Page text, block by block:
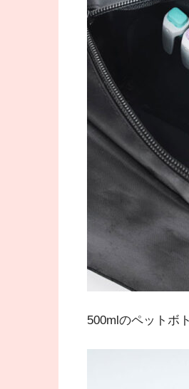
500mlのペットボ